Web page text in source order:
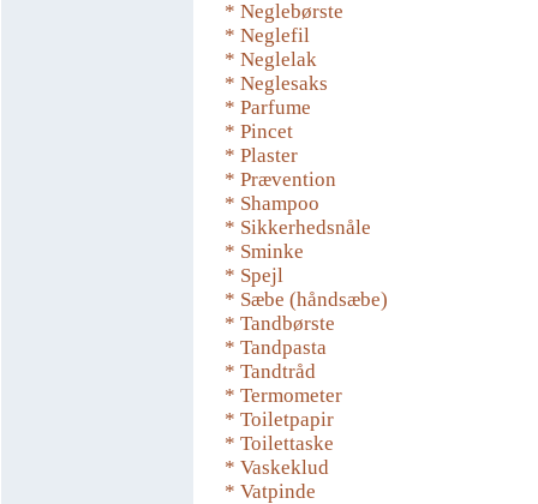
* Neglebørste
* Neglefil
* Neglelak
* Neglesaks
* Parfume
* Pincet
* Plaster
* Prævention
* Shampoo
* Sikkerhedsnåle
* Sminke
* Spejl
* Sæbe (håndsæbe)
* Tandbørste
* Tandpasta
* Tandtråd
* Termometer
* Toiletpapir
* Toilettaske
* Vaskeklud
* Vatpinde